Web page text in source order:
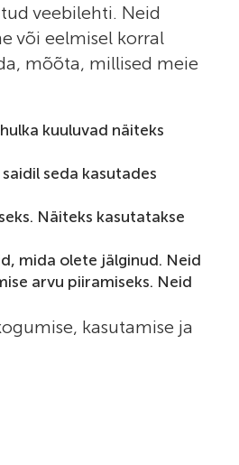
veebilehti. Neid
või eelmisel korral
mõõta, millised meie
kuuluvad näiteks
seda kasutades
Näiteks kasutatakse
mida olete jälginud. Neid
arvu piiramiseks. Neid
kasutamise ja